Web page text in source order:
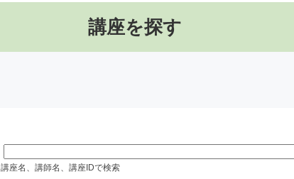
講座を探す
講座名、講師名、講座IDで検索